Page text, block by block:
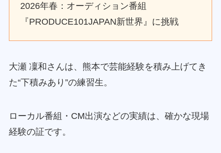
2026年春：オーディション番組
『PRODUCE101JAPAN新世界』に挑戦
大瀬 凜和さんは、熊本で芸能経験を積み上げてき
た“下積みあり”の練習生。
ローカル番組・CM出演などの実績は、確かな現場
経験の証です。